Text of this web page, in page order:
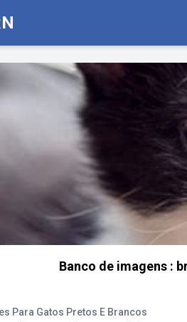
Banco de imagens :
Para Gatos Pretos E Brancos